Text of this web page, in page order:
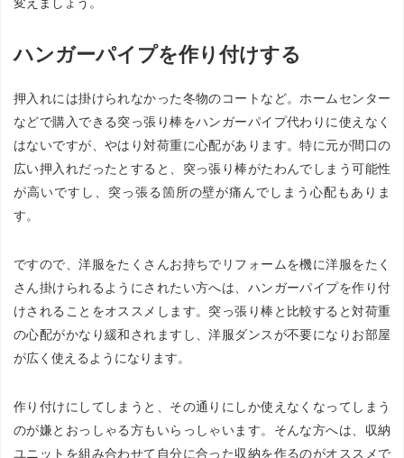
ハンガーパイプを作り付けする
押入れには掛けられなかった冬物のコートなど。ホームセンター
などで購入できる突っ張り棒をハンガーパイプ代わりに使えなく
はないですが、やはり対荷重に心配があります。特に元が間口の
広い押入れだったとすると、突っ張り棒がたわんでしまう可能性
が高いですし、突っ張る箇所の壁が痛んでしまう心配もありま
す。
ですので、洋服をたくさんお持ちでリフォームを機に洋服をたく
さん掛けられるようにされたい方へは、ハンガーパイプを作り付
けされることをオススメします。突っ張り棒と比較すると対荷重
の心配がかなり緩和されますし、洋服ダンスが不要になりお部屋
が広く使えるようになります。
作り付けにしてしまうと、その通りにしか使えなくなってしまう
のが嫌とおっしゃる方もいらっしゃいます。そんな方へは、収納
ユニットを組み合わせて自分に合った収納を作るのがオススメで